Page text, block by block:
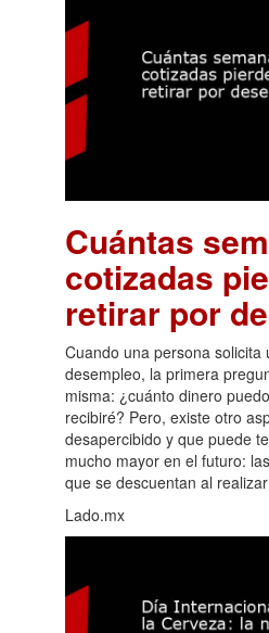
Cuántas
cotizadas
retirar por
Cuando una persona solicita
desempleo, la primera
misma: ¿cuánto dinero
recibiré? Pero, existe otro
desapercibido y que puede
mucho mayor en el futuro:
que se descuentan al
Lado.mx